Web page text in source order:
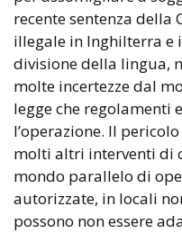
recente sentenza della
illegale in Inghilterra e
divisione della lingua,
molte incertezze dal
legge che regolamenti
l’operazione. Il
molti altri interventi di
mondo parallelo di
autorizzate, in locali
possono non essere